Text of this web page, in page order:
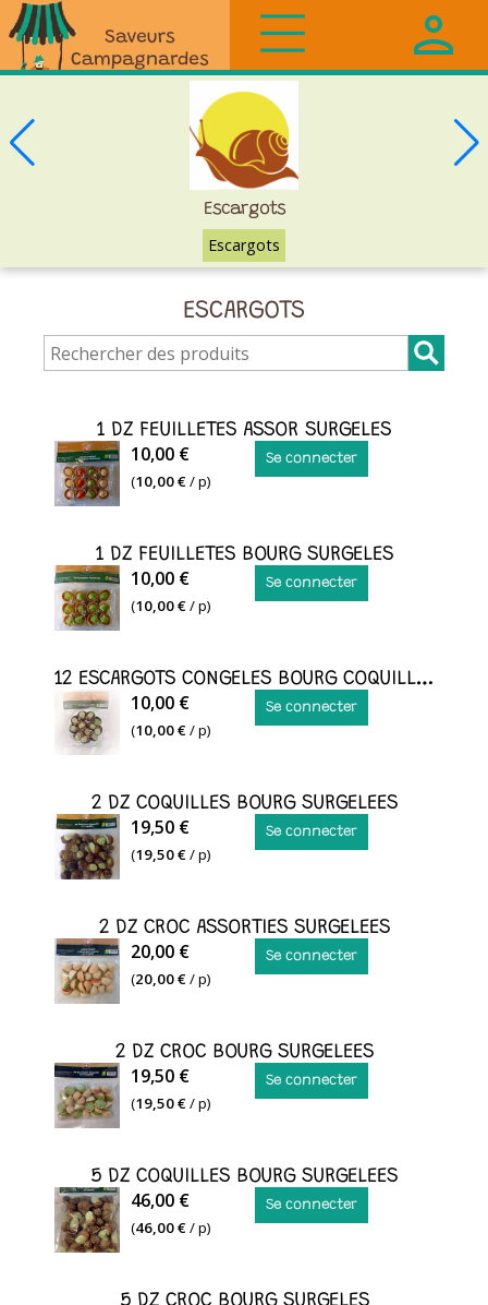
Saveurs
Campagnardes
Escargots
Escargots
ESCARGOTS
1 DZ FEUILLETES ASSOR SURGELES
1
DZ
FEUILLETES
SURGELES
10,00 €
(10,00 €/ p)
Se connecter
1 DZ FEUILLETES BOURG SURGELES
1
DZ
FEUILLETES
10,00 €
(10,00 €/ p)
Se connecter
12 ESCARGOTS CONGELES BOURG COQUILLES
ASSIETTE
12
ESCARGOTS
10,00 €
(10,00 €/ p)
Se connecter
2 DZ COQUILLES BOURG SURGELEES
2
DZ
COQUILLES
SURGELEES
19,50 €
(19,50 €/ p)
Se connecter
2 DZ CROC ASSORTIES SURGELEES
2
DZ
CROC
SURGELEES
20,00 €
(20,00 €/ p)
Se connecter
2 DZ CROC BOURG SURGELEES
2
DZ
CROC
SURGELEES
19,50 €
(19,50 €/ p)
Se connecter
5 DZ COQUILLES BOURG SURGELEES
5
DZ
COQUILLES
46,00 €
(46,00 €/ p)
Se connecter